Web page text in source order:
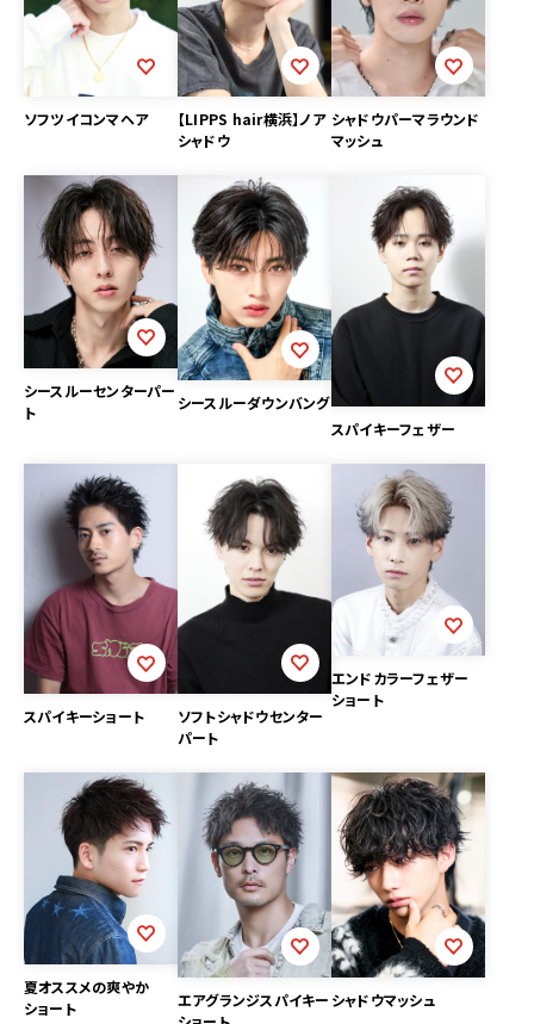
ソフツイコンマヘア
【LIPPS hair横浜】ノア
シャドウ
シャドウパーマラウンド
マッシュ
シースルーセンターパー
ト
シースルーダウンバング
スパイキーフェザー
スパイキーショート
ソフトシャドウセンター
パート
エンドカラーフェザー
ショート
夏オススメの爽やか
ショート
エアグランジスパイキー シャドウマッシュ